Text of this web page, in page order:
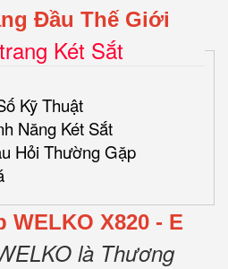
Đầu Thế Giới
Két Sắt
Kỹ Thuật
Năng Két Sắt
Hỏi Thường Gặp
WELKO X820 - E
là Thương